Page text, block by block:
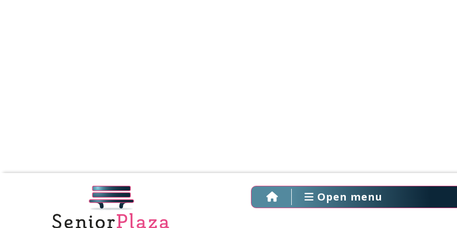
Open menu